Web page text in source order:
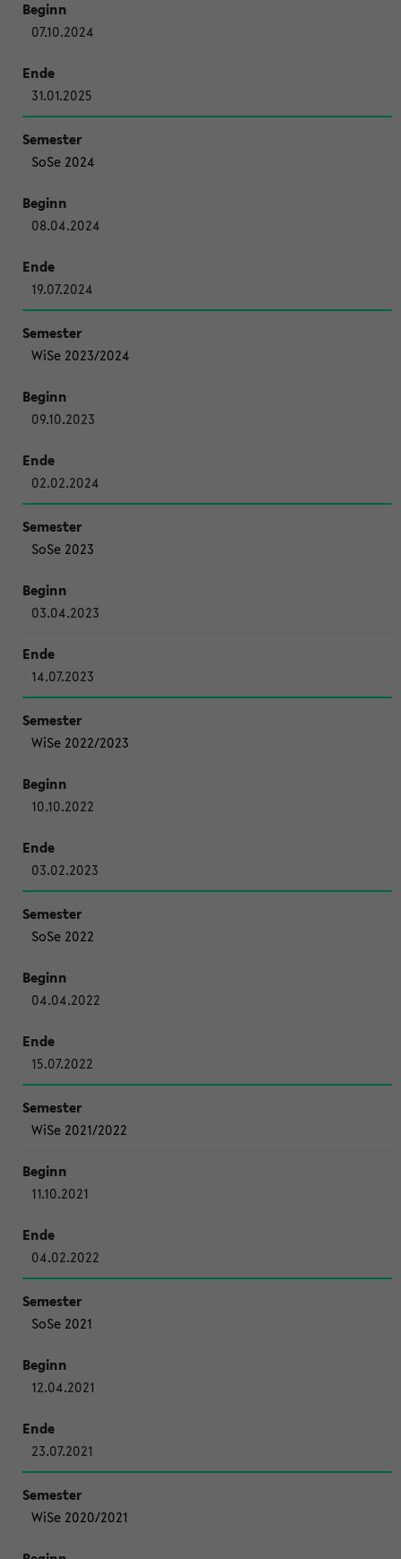
07.10.2024
31.01.2025
SoSe 2024
08.04.2024
19.07.2024
WiSe 2023/2024
09.10.2023
02.02.2024
SoSe 2023
03.04.2023
14.07.2023
WiSe 2022/2023
10.10.2022
03.02.2023
SoSe 2022
04.04.2022
15.07.2022
WiSe 2021/2022
11.10.2021
04.02.2022
SoSe 2021
12.04.2021
23.07.2021
WiSe 2020/2021